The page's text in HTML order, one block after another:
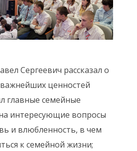
Сергеевич рассказал о
ценностей
главные семейные
интересующие вопросы
и влюбленность, в чем
к семейной жизни;